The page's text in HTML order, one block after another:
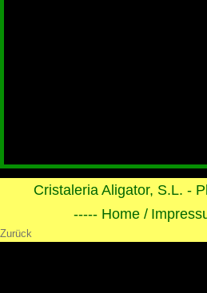
Cristaleria Aligator, S.L. -
----- Home /
Zurück